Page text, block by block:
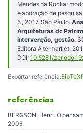
Mendes da Rocha:
elaboração de
5., 2017, São Paulo.
Arquiteturas do
intervenção, gestão.
Editora Altermarket,
DOI: 10.5281/
Exportar referência:BibTeX
referências
BERGSON, Henri. O
2006.